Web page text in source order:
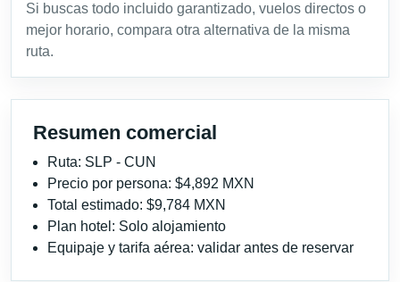
Si buscas todo incluido garantizado, vuelos directos o
mejor horario, compara otra alternativa de la misma
ruta.
Resumen comercial
Ruta: SLP - CUN
Precio por persona: $4,892 MXN
Total estimado: $9,784 MXN
Plan hotel: Solo alojamiento
Equipaje y tarifa aérea: validar antes de reservar